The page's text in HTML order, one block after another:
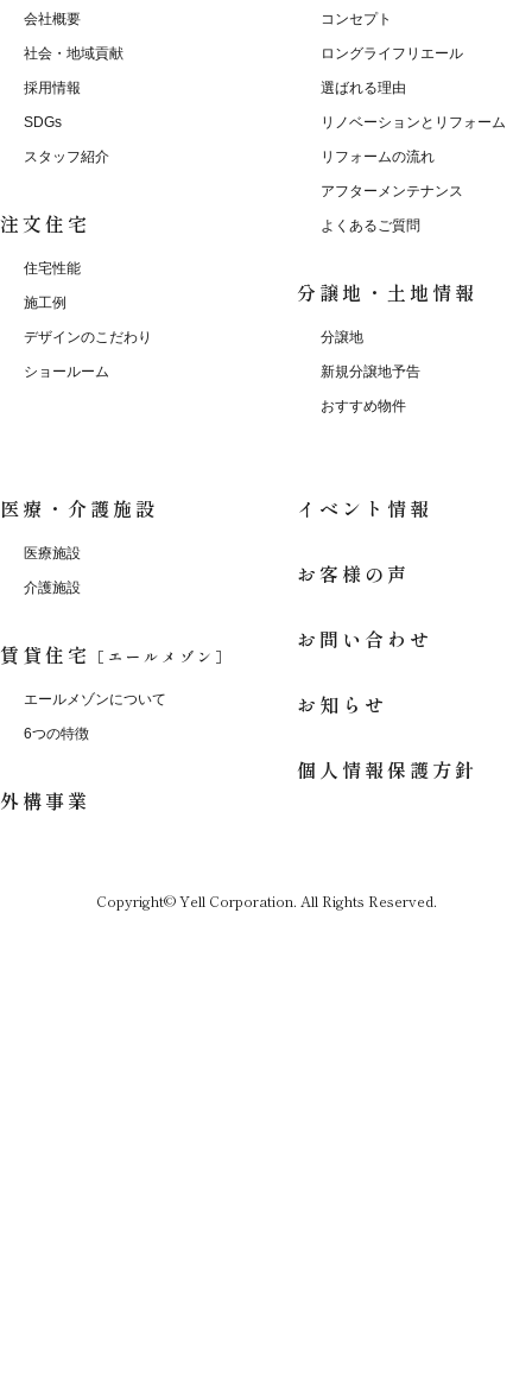
会社概要
社会・地域貢献
採用情報
SDGs
スタッフ紹介
注文住宅
住宅性能
施工例
デザインのこだわり
ショールーム
コンセプト
ロングライフリエール
選ばれる理由
リノベーションとリフォーム
リフォームの流れ
アフターメンテナンス
よくあるご質問
分譲地・土地情報
分譲地
新規分譲地予告
おすすめ物件
医療・介護施設
医療施設
介護施設
賃貸住宅 ［エールメゾン］
エールメゾンについて
6つの特徴
外構事業
イベント情報
お客様の声
お問い合わせ
お知らせ
個人情報保護方針
Copyright© Yell Corporation. All Rights Reserved.